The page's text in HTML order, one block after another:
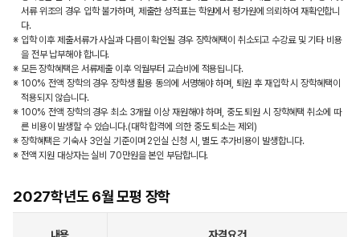
서류 위조의 경우 입학 불가하며, 제출한 성적표는 학원에서 평가원에 의뢰하여 재확인합니
다.
※ 입학 이후 제출서류가 사실과 다름이 확인될 경우 장학혜택이 취소되고 수강료 및 기타 비용
을 전부 납부해야 합니다.
※ 모든 장학혜택은 서류제출 이후 익월부터 교습비에 적용됩니다.
※ 100% 전액 장학의 경우 장학생 활용 동의에 서명해야 하며, 퇴원 후 재입학 시 장학혜택이
적용되지 않습니다.
※ 100% 전액 장학의 경우 최소 3개월 이상 재원해야 하며, 중도 퇴원 시 장학혜택 취소에 따
른 비용이 발생할 수 있습니다.(대학 합격에 의한 중도 퇴소는 제외)
※ 장학혜택은 기숙사 3인실 기준이며 2인실 신청 시, 별도 추가비용이 발생합니다.
※ 전액 지원 대상자는 실비 70만원을 본인 부담합니다.
2027학년도 6월 모평 장학